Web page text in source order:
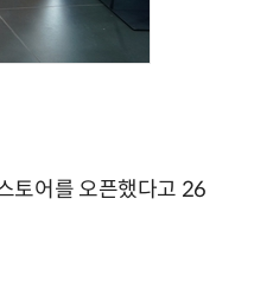
토어를 오픈했다고 26